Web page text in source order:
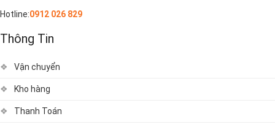
Hotline:0912 026 829
Thông Tin
Vận chuyển
Kho hàng
Thanh Toán